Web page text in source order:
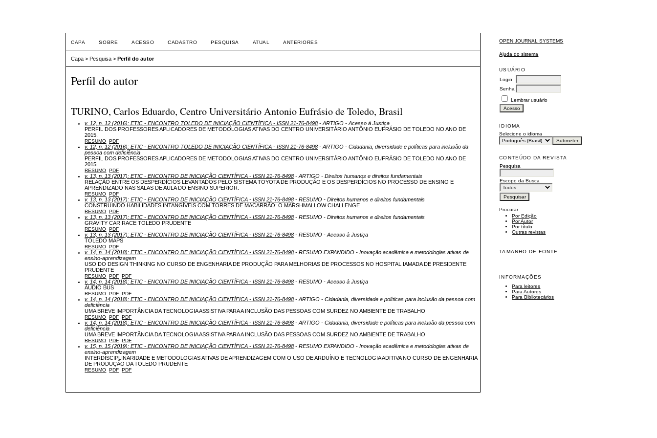
OPEN JOURNAL SYSTEMS
Ajuda do sistema
USUÁRIO
Login
Senha
Lembrar usuário
IDIOMA
Selecione o idioma
CONTEÚDO DA REVISTA
Pesquisa
Escopo da Busca
Procurar
Por Edição
Por Autor
Por título
Outras revistas
TAMANHO DE FONTE
INFORMAÇÕES
Para leitores
Para Autores
Para Bibliotecários
CAPA SOBRE ACESSO CADASTRO PESQUISA ATUAL ANTERIORES
Capa >Pesquisa >Perfil do autor
Perfil do autor
TURINO, Carlos Eduardo, Centro Universitário Antonio Eufrásio de Toledo, Brasil
v. 12, n. 12 (2016): ETIC - ENCONTRO TOLEDO DE INICIAÇÃO CIENTÍFICA - ISSN 21-76-8498 - ARTIGO - Acesso à Justiça
PERFIL DOS PROFESSORES APLICADORES DE METODOLOGIAS ATIVAS DO CENTRO UNIVERSITÁRIO ANTÔNIO EUFRÁSIO DE TOLEDO NO ANO DE
2015.
RESUMO PDF
v. 12, n. 12 (2016): ETIC - ENCONTRO TOLEDO DE INICIAÇÃO CIENTÍFICA - ISSN 21-76-8498 - ARTIGO - Cidadania, diversidade e políticas para inclusão da
pessoa com deficiência
PERFIL DOS PROFESSORES APLICADORES DE METODOLOGIAS ATIVAS DO CENTRO UNIVERSITÁRIO ANTÔNIO EUFRÁSIO DE TOLEDO NO ANO DE
2015.
RESUMO PDF
v. 13, n. 13 (2017): ETIC - ENCONTRO DE INICIAÇÃO CIENTÍFICA - ISSN 21-76-8498 - ARTIGO - Direitos humanos e direitos fundamentais
RELAÇÃO ENTRE OS DESPERDÍCIOS LEVANTADOS PELO SISTEMA TOYOTA DE PRODUÇÃO E OS DESPERDÍCIOS NO PROCESSO DE ENSINO E
APRENDIZADO NAS SALAS DE AULA DO ENSINO SUPERIOR.
RESUMO PDF
v. 13, n. 13 (2017): ETIC - ENCONTRO DE INICIAÇÃO CIENTÍFICA - ISSN 21-76-8498 - RESUMO - Direitos humanos e direitos fundamentais
CONSTRUINDO HABILIDADES INTANGÍVEIS COM TORRES DE MACARRÃO: O MARSHMALLOW CHALLENGE
RESUMO PDF
v. 13, n. 13 (2017): ETIC - ENCONTRO DE INICIAÇÃO CIENTÍFICA - ISSN 21-76-8498 - RESUMO - Direitos humanos e direitos fundamentais
GRAVITY CAR RACE TOLEDO PRUDENTE
RESUMO PDF
v. 13, n. 13 (2017): ETIC - ENCONTRO DE INICIAÇÃO CIENTÍFICA - ISSN 21-76-8498 - RESUMO - Acesso à Justiça
TOLEDO MAPS
RESUMO PDF
v. 14, n. 14 (2018): ETIC - ENCONTRO DE INICIAÇÃO CIENTÍFICA - ISSN 21-76-8498 - RESUMO EXPANDIDO - Inovação acadêmica e metodologias ativas de
ensino-aprendizagem
USO DO DESIGN THINKING NO CURSO DE ENGENHARIA DE PRODUÇÃO PARA MELHORIAS DE PROCESSOS NO HOSPITAL IAMADA DE PRESIDENTE
PRUDENTE
RESUMO PDF PDF
v. 14, n. 14 (2018): ETIC - ENCONTRO DE INICIAÇÃO CIENTÍFICA - ISSN 21-76-8498 - RESUMO - Acesso à Justiça
ÁUDIO BUS
RESUMO PDF PDF
v. 14, n. 14 (2018): ETIC - ENCONTRO DE INICIAÇÃO CIENTÍFICA - ISSN 21-76-8498 - ARTIGO - Cidadania, diversidade e políticas para inclusão da pessoa com
deficiência
UMA BREVE IMPORTÂNCIA DA TECNOLOGIA ASSISTIVA PARA A INCLUSÃO DAS PESSOAS COM SURDEZ NO AMBIENTE DE TRABALHO
RESUMO PDF PDF
v. 14, n. 14 (2018): ETIC - ENCONTRO DE INICIAÇÃO CIENTÍFICA - ISSN 21-76-8498 - ARTIGO - Cidadania, diversidade e políticas para inclusão da pessoa com
deficiência
UMA BREVE IMPORTÂNCIA DA TECNOLOGIA ASSISTIVA PARA A INCLUSÃO DAS PESSOAS COM SURDEZ NO AMBIENTE DE TRABALHO
RESUMO PDF PDF
v. 15, n. 15 (2019): ETIC - ENCONTRO DE INICIAÇÃO CIENTÍFICA - ISSN 21-76-8498 - RESUMO EXPANDIDO - Inovação acadêmica e metodologias ativas de
ensino-aprendizagem
INTERDISCIPLINARIDADE E METODOLOGIAS ATIVAS DE APRENDIZAGEM COM O USO DE ARDUÍNO E TECNOLOGIA ADITIVA NO CURSO DE ENGENHARIA
DE PRODUÇÃO DA TOLEDO PRUDENTE
RESUMO PDF PDF